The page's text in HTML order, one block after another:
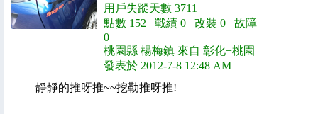
用戶失蹤天數 3711
點數 152 戰績 0 改裝 0 故障
0
桃園縣 楊梅鎮 來自 彰化+桃園
發表於 2012-7-8 12:48 AM
靜靜的推呀推~~挖勒推呀推!